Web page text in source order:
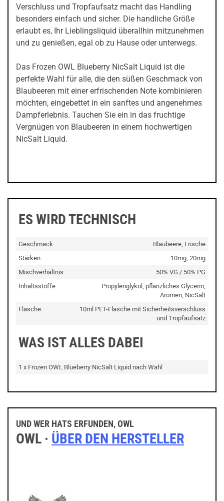
Verschluss und Tropfaufsatz macht das Handling
besonders einfach und sicher. Die handliche Größe
erlaubt es, Ihr Lieblingsliquid überallhin mitzunehmen
und zu genießen, egal ob zu Hause oder unterwegs.
Das Frozen OWL Blueberry NicSalt Liquid ist die
perfekte Wahl für alle, die den süßen Geschmack von
Blaubeeren mit einer erfrischenden Note kombinieren
möchten, eingebettet in ein sanftes und angenehmes
Dampferlebnis. Tauchen Sie ein in das fruchtige
Vergnügen von Blaubeeren in einem hochwertigen
NicSalt Liquid.
ES WIRD TECHNISCH
Geschmack
Blaubeere, Frische
Stärken
10mg, 20mg
Mischverhältnis
50% VG / 50% PG
Inhaltsstoffe
Propylenglykol, pflanzliches Glycerin,
Aromen, NicSalt
Flasche
10ml PET-Flasche mit Sicherheitsverschluss
und Tropfaufsatz
WAS IST ALLES DABEI
1 x Frozen OWL Blueberry NicSalt Liquid nach Wahl
UND WER HATS ERFUNDEN, OWL
OWL · ÜBER DEN HERSTELLER